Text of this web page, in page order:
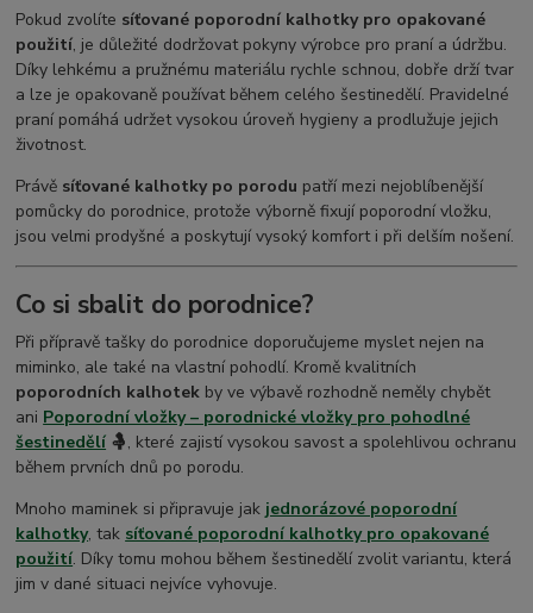
Pokud zvolíte síťované poporodní kalhotky pro opakované
použití, je důležité dodržovat pokyny výrobce pro praní a údržbu.
Díky lehkému a pružnému materiálu rychle schnou, dobře drží tvar
a lze je opakovaně používat během celého šestinedělí. Pravidelné
praní pomáhá udržet vysokou úroveň hygieny a prodlužuje jejich
životnost.
Právě síťované kalhotky po porodu patří mezi nejoblíbenější
pomůcky do porodnice, protože výborně fixují poporodní vložku,
jsou velmi prodyšné a poskytují vysoký komfort i při delším nošení.
Co si sbalit do porodnice?
Při přípravě tašky do porodnice doporučujeme myslet nejen na
miminko, ale také na vlastní pohodlí. Kromě kvalitních
poporodních kalhotek by ve výbavě rozhodně neměly chybět
ani Poporodní vložky – porodnické vložky pro pohodlné
šestinedělí 🤱, které zajistí vysokou savost a spolehlivou ochranu
během prvních dnů po porodu.
Mnoho maminek si připravuje jak jednorázové poporodní
kalhotky, tak síťované poporodní kalhotky pro opakované
použití. Díky tomu mohou během šestinedělí zvolit variantu, která
jim v dané situaci nejvíce vyhovuje.